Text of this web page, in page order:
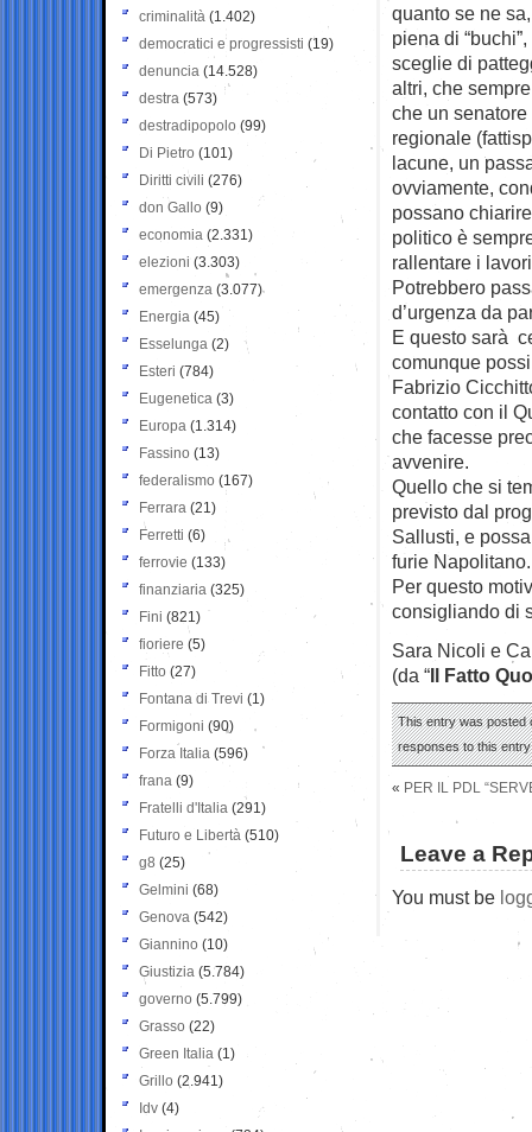
quanto se ne
piena di
sceglie di
altri, che
che un senatore
regionale
lacune, un
ovviamente,
possano
politico è
rallentare i
Potrebbero
d’urgenza da
E questo sarà
comunque
Fabrizio
contatto con il
che facesse
avvenire.
Quello che si
previsto dal
Sallusti, e
furie Napolitano.
Per questo
consigliando di
Sara Nicoli e
(da “Il Fatto
This entry was posted
responses to this
« PER IL PDL
Leave a
You must be
criminalità (1.402)
democratici e progressisti (19)
denuncia (14.528)
destra (573)
destradipopolo (99)
Di Pietro (101)
Diritti civili (276)
don Gallo (9)
economia (2.331)
elezioni (3.303)
emergenza (3.077)
Energia (45)
Esselunga (2)
Esteri (784)
Eugenetica (3)
Europa (1.314)
Fassino (13)
federalismo (167)
Ferrara (21)
Ferretti (6)
ferrovie (133)
finanziaria (325)
Fini (821)
fioriere (5)
Fitto (27)
Fontana di Trevi (1)
Formigoni (90)
Forza Italia (596)
frana (9)
Fratelli d'Italia (291)
Futuro e Libertà (510)
g8 (25)
Gelmini (68)
Genova (542)
Giannino (10)
Giustizia (5.784)
governo (5.799)
Grasso (22)
Green Italia (1)
Grillo (2.941)
Idv (4)